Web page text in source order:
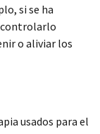
si se ha
controlarlo
o aliviar los
usados para el